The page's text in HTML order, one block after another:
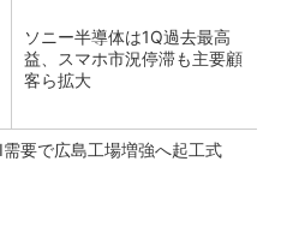
ソニー半導体は1Q過去最高
益、スマホ市況停滞も主要顧
客ら拡大
需要で広島工場増強へ起工式